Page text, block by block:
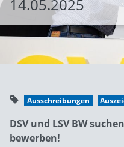
14.05.2025
Ausschreibungen
DSV und LSV BW
bewerben!